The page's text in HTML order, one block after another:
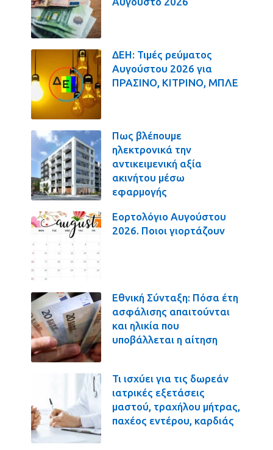
ΔΕΗ: Τιμές ρεύματος
Αυγούστου 2026 για
ΠΡΑΣΙΝΟ, ΚΙΤΡΙΝΟ, ΜΠΛΕ
Πως βλέπουμε
ηλεκτρονικά την
αντικειμενική αξία
ακινήτου μέσω
εφαρμογής
Εορτολόγιο Αυγούστου
2026. Ποιοι γιορτάζουν
Εθνική Σύνταξη: Πόσα έτη
ασφάλισης απαιτούνται
και ηλικία που
υποβάλλεται η αίτηση
Τι ισχύει για τις δωρεάν
ιατρικές εξετάσεις
μαστού, τραχήλου μήτρας,
παχέος εντέρου, καρδιάς